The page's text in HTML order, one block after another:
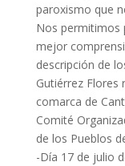
paroxismo que
Nos permitimos
mejor
descripción de
Gutiérrez Flores
comarca de
Comité
de los Pueblos
-Día 17 de julio